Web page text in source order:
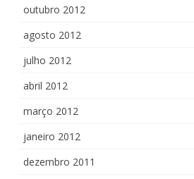
outubro 2012
agosto 2012
julho 2012
abril 2012
março 2012
janeiro 2012
dezembro 2011